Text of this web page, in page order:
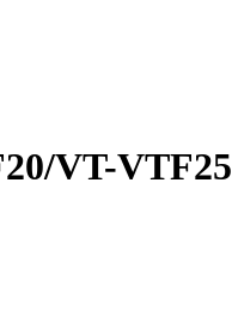
VT-VTF25